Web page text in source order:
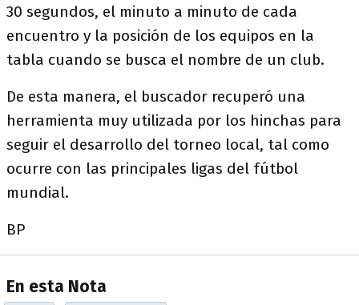
30 segundos, el minuto a minuto de cada
encuentro y la posición de los equipos en la
tabla cuando se busca el nombre de un club.
De esta manera, el buscador recuperó una
herramienta muy utilizada por los hinchas para
seguir el desarrollo del torneo local, tal como
ocurre con las principales ligas del fútbol
mundial.
BP
En esta Nota